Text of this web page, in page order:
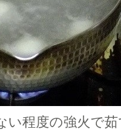
程度の強火で茹